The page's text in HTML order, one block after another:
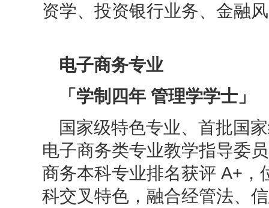
资学、投资银行业务、金融
电子商务专业
「学制四年 管理学学士」
国家级特色专业、首批国
电子商务类专业教学指导委
商务本科专业排名获评 A+，
科交叉特色，融合经管法、